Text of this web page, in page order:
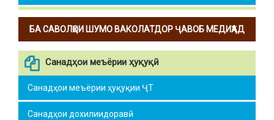
БА САВОЛҲОИ ШУМО ВАКОЛАТДОР ҶАВОБ МЕДИҲАД
Санадҳои меъёрии ҳуқуқӣ
Санадҳои меъёрии ҳуқуқии ҶТ
Санадҳои дохилиидоравӣ